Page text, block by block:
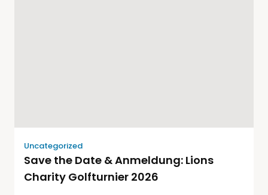
Uncategorized
Save the Date & Anmeldung: Lions
Charity Golfturnier 2026